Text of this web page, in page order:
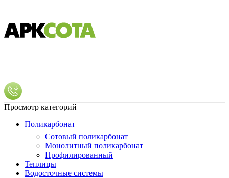
Просмотр категорий
Поликарбонат
Сотовый поликарбонат
Монолитный поликарбонат
Профилированный
Теплицы
Водосточные системы